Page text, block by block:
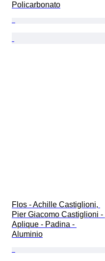
Policarbonato
Flos - Achille Castiglioni,
Pier Giacomo Castiglioni -
Aplique - Padina -
Aluminio